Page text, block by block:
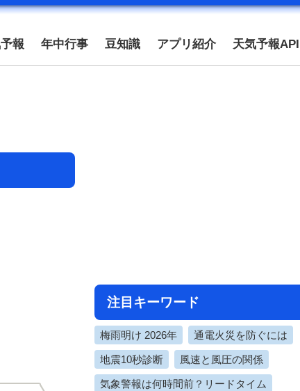
報 年中行事 豆知識 アプリ紹介 天気予報API
注目キーワード
梅雨明け 2026年 通電火災を防ぐには
地震10秒診断 風速と風圧の関係
気象警報は何時間前？リードタイム